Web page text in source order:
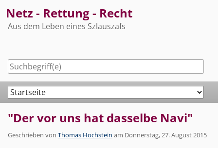
to
content
Netz - Rettung - Recht
Aus dem Leben eines Szlauszafs
Navigation
"Der vor uns hat dasselbe Navi"
Geschrieben von Thomas Hochstein am Donnerstag, 27. August 2015